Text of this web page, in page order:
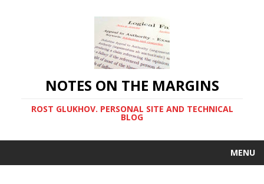
NOTES ON THE MARGINS
ROST GLUKHOV. PERSONAL SITE AND TECHNICAL
BLOG
MENU